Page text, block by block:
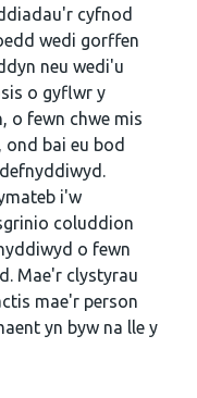
cyfnod
wedi gorffen
neu wedi'u
o gyflwr y
o fewn chwe mis
bai eu bod
i'w
coluddion
o fewn
Mae'r clystyrau
mae'r person
yn byw na lle y